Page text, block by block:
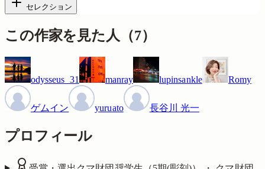
セレクション
この作家を見た人 （7）
odysseus_31 manray lupinsankle Romy
ゲムイン yuruato 長谷川 光一
プロフィール